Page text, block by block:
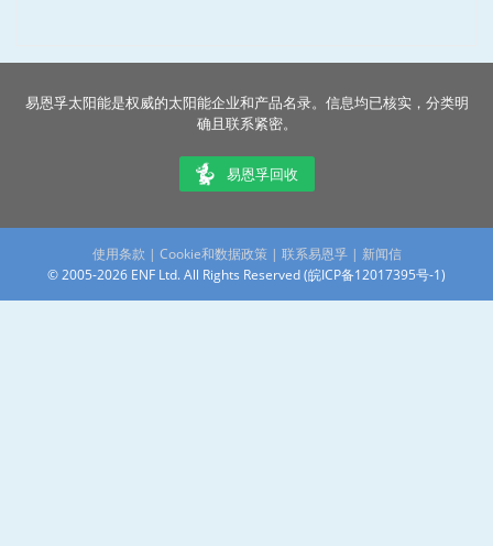
易恩孚太阳能是权威的太阳能企业和产品名录。信息均已核实，分类明
确且联系紧密。
易恩孚回收
使用条款 | Cookie和数据政策| 联系易恩孚 | 新闻信
© 2005-2026 ENF Ltd. All Rights Reserved (皖ICP备12017395号-1)